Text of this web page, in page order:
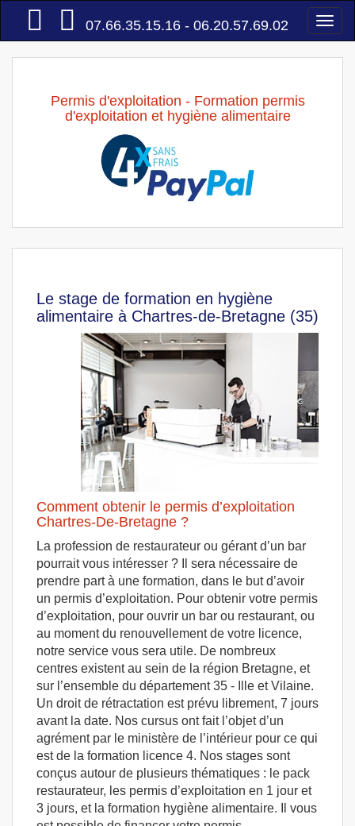
Accueil
07.66.35.15.16 - 06.20.57.69.02
Permis d'exploitation - Formation permis
d'exploitation et hygiène alimentaire
Le stage de formation en hygiène
alimentaire à Chartres-de-Bretagne (35)
Comment obtenir le permis d’exploitation
Chartres-De-Bretagne ?
La profession de restaurateur ou gérant d’un bar
pourrait vous intéresser ? Il sera nécessaire de
prendre part à une formation, dans le but d’avoir
un permis d’exploitation. Pour obtenir votre permis
d’exploitation, pour ouvrir un bar ou restaurant, ou
au moment du renouvellement de votre licence,
notre service vous sera utile. De nombreux
centres existent au sein de la région Bretagne, et
sur l’ensemble du département 35 - Ille et Vilaine.
Un droit de rétractation est prévu librement, 7 jours
avant la date. Nos cursus ont fait l’objet d’un
agrément par le ministère de l’intérieur pour ce qui
est de la formation licence 4. Nos stages sont
conçus autour de plusieurs thématiques : le pack
restaurateur, les permis d’exploitation en 1 jour et
3 jours, et la formation hygiène alimentaire. Il vous